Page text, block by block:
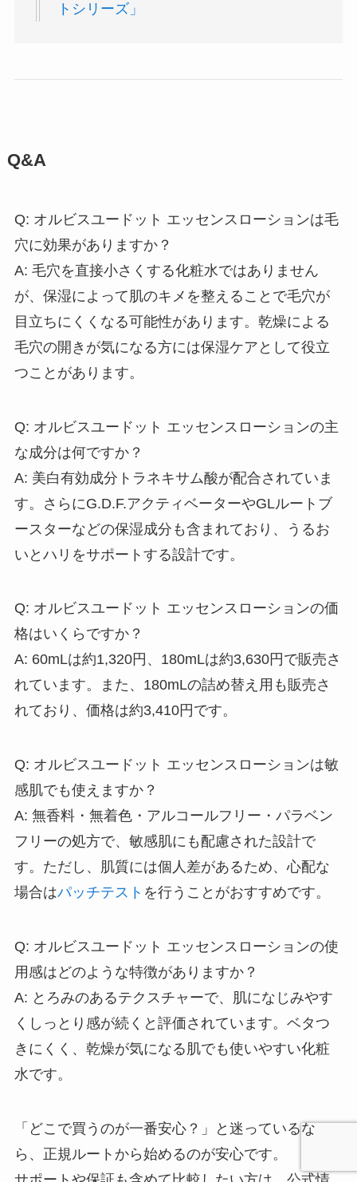
トシリーズ」
Q&A
Q: オルビスユードット エッセンスローションは毛
穴に効果がありますか？
A: 毛穴を直接小さくする化粧水ではありません
が、保湿によって肌のキメを整えることで毛穴が
目立ちにくくなる可能性があります。乾燥による
毛穴の開きが気になる方には保湿ケアとして役立
つことがあります。
Q: オルビスユードット エッセンスローションの主
な成分は何ですか？
A: 美白有効成分トラネキサム酸が配合されていま
す。さらにG.D.F.アクティベーターやGLルートブ
ースターなどの保湿成分も含まれており、うるお
いとハリをサポートする設計です。
Q: オルビスユードット エッセンスローションの価
格はいくらですか？
A: 60mLは約1,320円、180mLは約3,630円で販売さ
れています。また、180mLの詰め替え用も販売さ
れており、価格は約3,410円です。
Q: オルビスユードット エッセンスローションは敏
感肌でも使えますか？
A: 無香料・無着色・アルコールフリー・パラベン
フリーの処方で、敏感肌にも配慮された設計で
す。ただし、肌質には個人差があるため、心配な
場合はパッチテスト を行うことがおすすめです。
Q: オルビスユードット エッセンスローションの使
用感はどのような特徴がありますか？
A: とろみのあるテクスチャーで、肌になじみやす
くしっとり感が続くと評価されています。ベタつ
きにくく、乾燥が気になる肌でも使いやすい化粧
水です。
「どこで買うのが一番安心？」と迷っているな
ら、正規ルートから始めるのが安心です。